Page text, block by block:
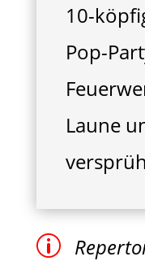
10-
Pop-
Laune
p